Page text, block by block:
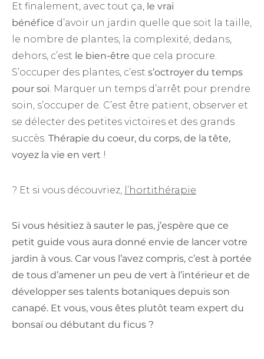
Et finalement, avec tout ça, le vrai
bénéfice d’avoir un jardin quelle que soit la taille,
le nombre de plantes, la complexité, dedans,
dehors, c’est le bien-être que cela procure.
S’occuper des plantes, c’est s’octroyer du temps
pour soi. Marquer un temps d’arrêt pour prendre
soin, s’occuper de. C’est être patient, observer et
se délecter des petites victoires et des grands
succès. Thérapie du coeur, du corps, de la tête,
voyez la vie en vert !
? Et si vous découvriez, l’hortithérapie
Si vous hésitiez à sauter le pas, j’espère que ce
petit guide vous aura donné envie de lancer votre
jardin à vous. Car vous l’avez compris, c’est à portée
de tous d’amener un peu de vert à l’intérieur et de
développer ses talents botaniques depuis son
canapé. Et vous, vous êtes plutôt team expert du
bonsaï ou débutant du ficus ?